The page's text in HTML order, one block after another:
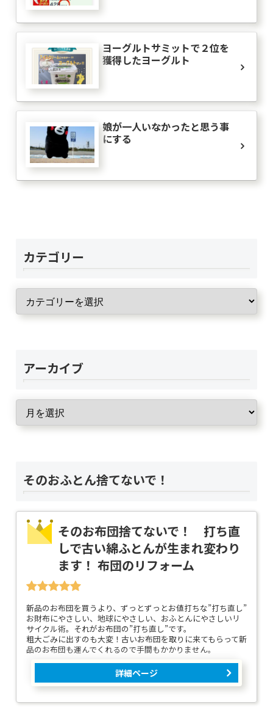
ヨーグルトサミットで２位を
獲得したヨーグルト
娘が一人いなかったと思う事
にする
カテゴリー
アーカイブ
そのおふとん捨てないで！
そのお布団捨てないで！ 打ち直
しで古い綿ふとんが生まれ変わり
ます！ 布団のリフォーム
新品のお布団を買うより、ずっとずっとお値打ちな”打ち直し”
お財布にやさしい、地球にやさしい、おふとんにやさしいリ
サイクル術。それがお布団の”打ち直し”です。
粗大ごみに出すのも大変！古いお布団を取りに来てもらって新
品のお布団も運んでくれるので手間もかかりません。
詳細ページ